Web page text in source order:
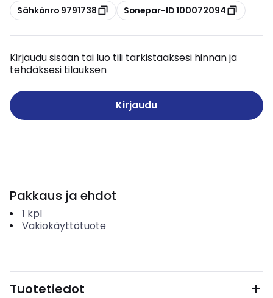
Kopioi
Sähkönro 9791738 Kopioi
Sonepar-ID 100072094
Kirjaudu sisään tai luo tili tarkistaaksesi hinnan ja
tehdäksesi tilauksen
Kirjaudu
Pakkaus ja ehdot
1 kpl
Vakiokäyttötuote
Tuotetiedot